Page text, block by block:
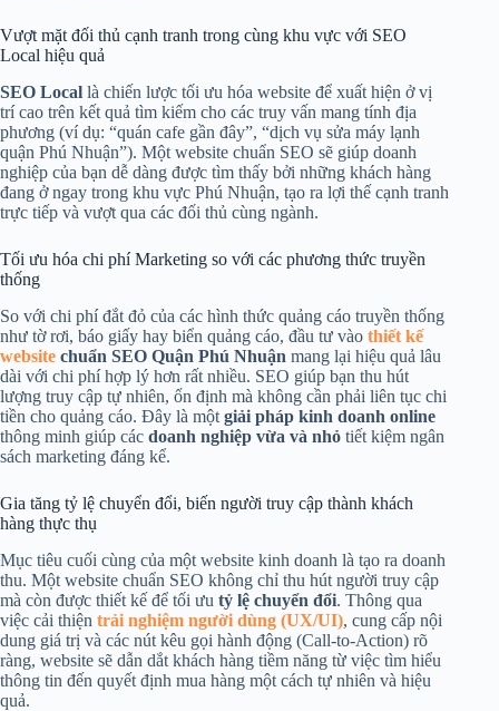
Vượt mặt đối thủ cạnh tranh trong cùng khu vực với SEO
Local hiệu quả
SEO Local là chiến lược tối ưu hóa website để xuất hiện ở vị
trí cao trên kết quả tìm kiếm cho các truy vấn mang tính địa
phương (ví dụ: “quán cafe gần đây”, “dịch vụ sửa máy lạnh
quận Phú Nhuận”). Một website chuẩn SEO sẽ giúp doanh
nghiệp của bạn dễ dàng được tìm thấy bởi những khách hàng
đang ở ngay trong khu vực Phú Nhuận, tạo ra lợi thế cạnh tranh
trực tiếp và vượt qua các đối thủ cùng ngành.
Tối ưu hóa chi phí Marketing so với các phương thức truyền
thống
So với chi phí đắt đỏ của các hình thức quảng cáo truyền thống
như tờ rơi, báo giấy hay biển quảng cáo, đầu tư vào thiết kế
website chuẩn SEO Quận Phú Nhuận mang lại hiệu quả lâu
dài với chi phí hợp lý hơn rất nhiều. SEO giúp bạn thu hút
lượng truy cập tự nhiên, ổn định mà không cần phải liên tục chi
tiền cho quảng cáo. Đây là một giải pháp kinh doanh online
thông minh giúp các doanh nghiệp vừa và nhỏ tiết kiệm ngân
sách marketing đáng kể.
Gia tăng tỷ lệ chuyển đổi, biến người truy cập thành khách
hàng thực thụ
Mục tiêu cuối cùng của một website kinh doanh là tạo ra doanh
thu. Một website chuẩn SEO không chỉ thu hút người truy cập
mà còn được thiết kế để tối ưu tỷ lệ chuyển đổi. Thông qua
việc cải thiện trải nghiệm người dùng (UX/UI), cung cấp nội
dung giá trị và các nút kêu gọi hành động (Call-to-Action) rõ
ràng, website sẽ dẫn dắt khách hàng tiềm năng từ việc tìm hiểu
thông tin đến quyết định mua hàng một cách tự nhiên và hiệu
quả.